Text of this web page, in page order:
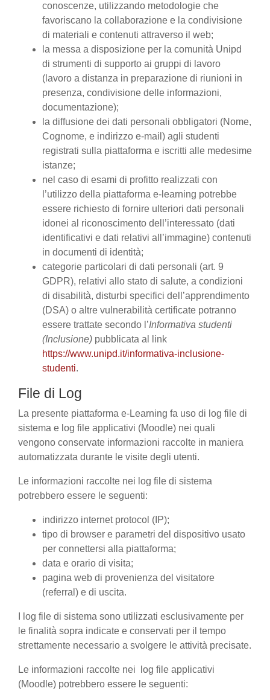
conoscenze, utilizzando metodologie che
favoriscano la collaborazione e la condivisione
di materiali e contenuti attraverso il web;
la messa a disposizione per la comunità Unipd
di strumenti di supporto ai gruppi di lavoro
(lavoro a distanza in preparazione di riunioni in
presenza, condivisione delle informazioni,
documentazione);
la diffusione dei dati personali obbligatori (Nome,
Cognome, e indirizzo e-mail) agli studenti
registrati sulla piattaforma e iscritti alle medesime
istanze;
nel caso di esami di profitto realizzati con
l’utilizzo della piattaforma e-learning potrebbe
essere richiesto di fornire ulteriori dati personali
idonei al riconoscimento dell’interessato (dati
identificativi e dati relativi all’immagine) contenuti
in documenti di identità;
categorie particolari di dati personali (art. 9
GDPR), relativi allo stato di salute, a condizioni
di disabilità, disturbi specifici dell’apprendimento
(DSA) o altre vulnerabilità certificate potranno
essere trattate secondo l’Informativa studenti
(Inclusione) pubblicata al link
https://www.unipd.it/informativa-inclusione-
studenti.
File di Log
La presente piattaforma e-Learning fa uso di log file di
sistema e log file applicativi (Moodle) nei quali
vengono conservate informazioni raccolte in maniera
automatizzata durante le visite degli utenti.
Le informazioni raccolte nei log file di sistema
potrebbero essere le seguenti:
indirizzo internet protocol (IP);
tipo di browser e parametri del dispositivo usato
per connettersi alla piattaforma;
data e orario di visita;
pagina web di provenienza del visitatore
(referral) e di uscita.
I log file di sistema sono utilizzati esclusivamente per
le finalità sopra indicate e conservati per il tempo
strettamente necessario a svolgere le attività precisate.
Le informazioni raccolte nei log file applicativi
(Moodle) potrebbero essere le seguenti: